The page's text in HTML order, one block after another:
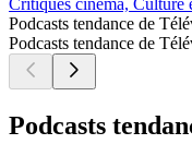
Critiques cinéma, Culture
Podcasts tendance de
Podcasts tendance de
Podcasts